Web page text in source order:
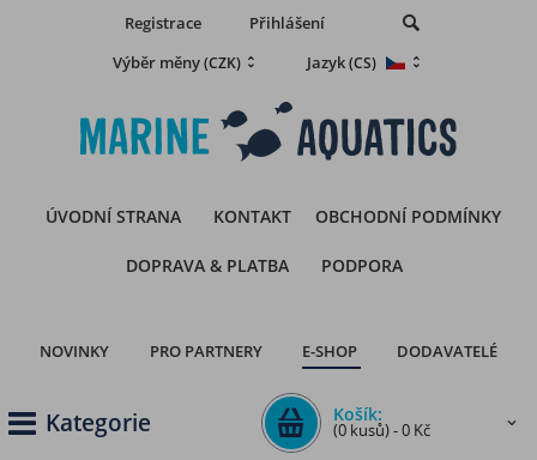
Registrace
Přihlášení
Výběr měny(CZK) Jazyk(CS)
ÚVODNÍ STRANA KONTAKT OBCHODNÍ PODMÍNKY
DOPRAVA & PLATBA PODPORA
NOVINKY PRO PARTNERY E-SHOP DODAVATELÉ
Kategorie Košík:
(0 kusů) - 0 Kč